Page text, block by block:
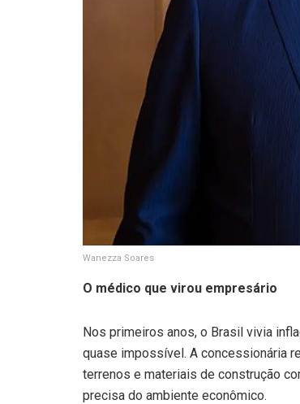
Wanezza Soares
O médico que virou empresário
Nos primeiros anos, o Brasil vivia
quase impossível. A concessionária
terrenos e materiais de construção
precisa do ambiente econômico.